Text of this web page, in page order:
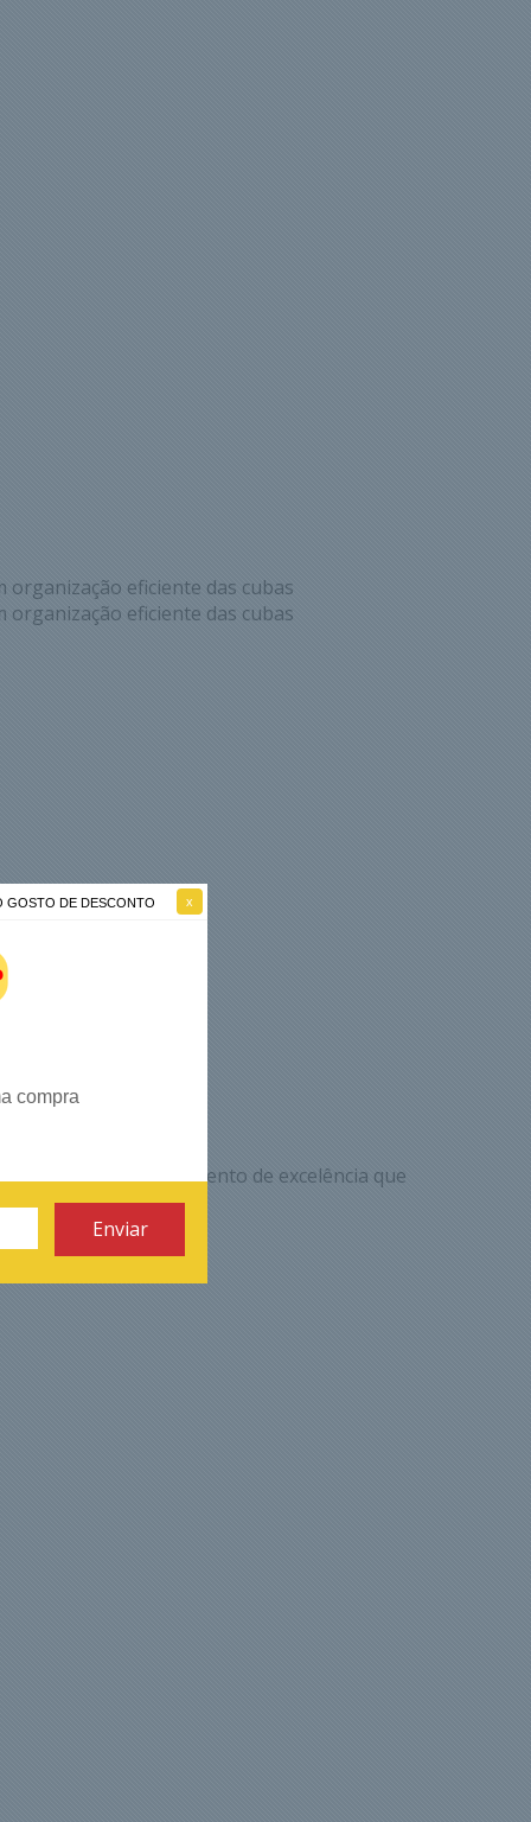
GOSTO DE DESCONTO
compra
eficiente das cubas
eficiente das cubas
registrar o atendimento de excelência que